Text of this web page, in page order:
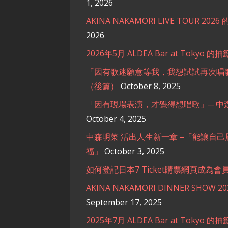
1, 2026
AKINA NAKAMORI LIVE TOUR 2026
2026
2026年5月 ALDEA Bar at Tokyo 的抽
「因有歌迷願意等我，我想試試再次
（後篇）
October 8, 2025
「因有現場表演，才覺得想唱歌」─
October 4, 2025
中森明菜 活出人生新一章 –「能讓自
福」
October 3, 2025
如何登記日本7 Ticket購票網頁成為會
AKINA NAKAMORI DINNER SHOW
September 17, 2025
2025年7月 ALDEA Bar at Tokyo 的抽